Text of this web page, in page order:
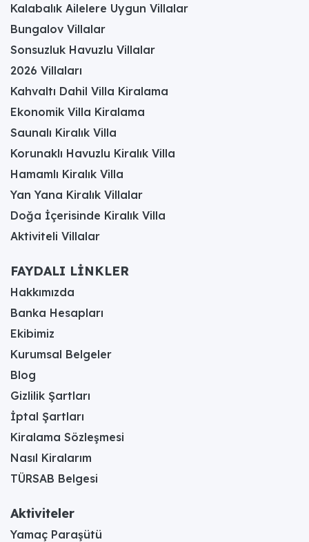
Kalabalık Ailelere Uygun Villalar
Bungalov Villalar
Sonsuzluk Havuzlu Villalar
2026 Villaları
Kahvaltı Dahil Villa Kiralama
Ekonomik Villa Kiralama
Saunalı Kiralık Villa
Korunaklı Havuzlu Kiralık Villa
Hamamlı Kiralık Villa
Yan Yana Kiralık Villalar
Doğa İçerisinde Kiralık Villa
Aktiviteli Villalar
FAYDALI LİNKLER
Hakkımızda
Banka Hesapları
Ekibimiz
Kurumsal Belgeler
Blog
Gizlilik Şartları
İptal Şartları
Kiralama Sözleşmesi
Nasıl Kiralarım
TÜRSAB Belgesi
Aktiviteler
Yamaç Paraşütü